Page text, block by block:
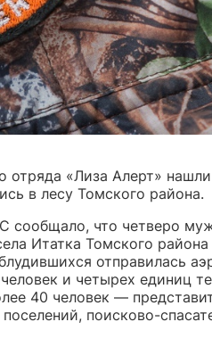
отряда «Лиза Алерт»
в лесу Томского района.
сообщало, что четверо
Итатка Томского района
отправилась
и четырех единиц
40 человек —
поисково-